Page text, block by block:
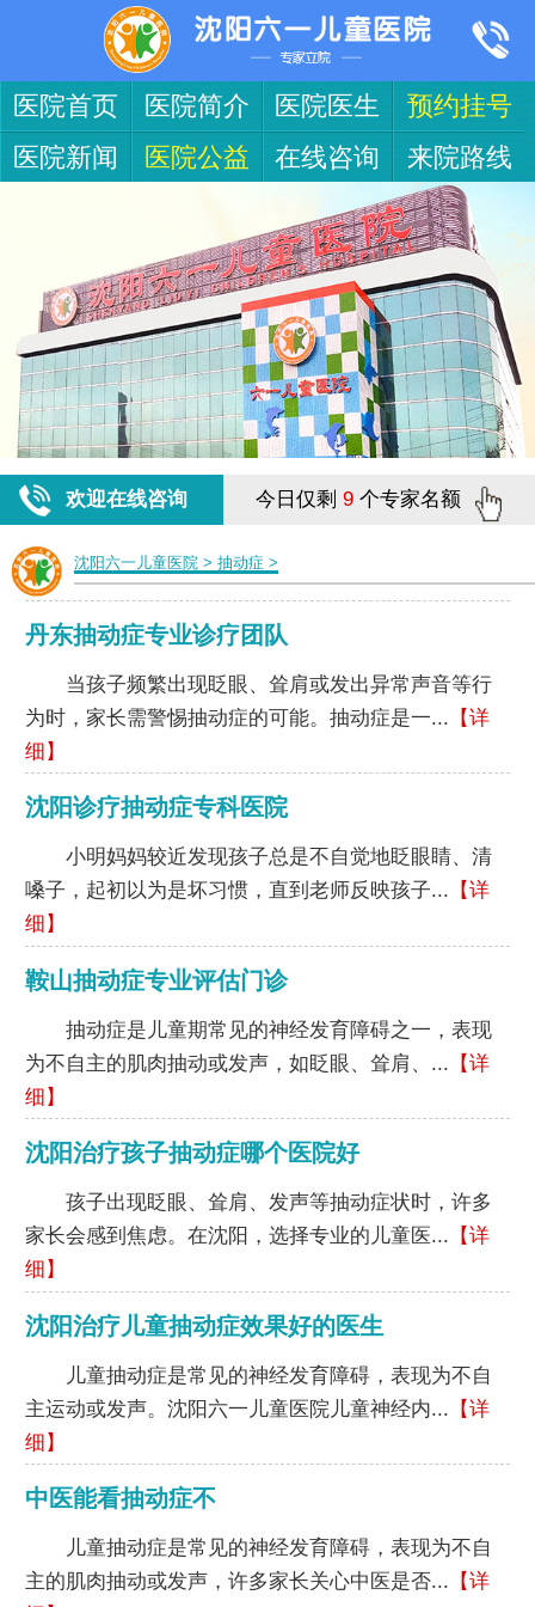
医院首页 医院简介 医院医生
预约挂号
医院新闻
医院公益 在线咨询 来院路线
欢迎在线咨询 今日仅剩 9 个专家名额
沈阳六一儿童医院> 抽动症 >
丹东抽动症专业诊疗团队
当孩子频繁出现眨眼、耸肩或发出异常声音等行
为时，家长需警惕抽动症的可能。抽动症是一... 【详
细】
沈阳诊疗抽动症专科医院
小明妈妈较近发现孩子总是不自觉地眨眼睛、清
嗓子，起初以为是坏习惯，直到老师反映孩子... 【详
细】
鞍山抽动症专业评估门诊
抽动症是儿童期常见的神经发育障碍之一，表现
为不自主的肌肉抽动或发声，如眨眼、耸肩、... 【详
细】
沈阳治疗孩子抽动症哪个医院好
孩子出现眨眼、耸肩、发声等抽动症状时，许多
家长会感到焦虑。在沈阳，选择专业的儿童医... 【详
细】
沈阳治疗儿童抽动症效果好的医生
儿童抽动症是常见的神经发育障碍，表现为不自
主运动或发声。沈阳六一儿童医院儿童神经内... 【详
细】
中医能看抽动症不
儿童抽动症是常见的神经发育障碍，表现为不自
主的肌肉抽动或发声，许多家长关心中医是否... 【详